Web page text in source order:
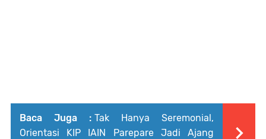
Baca Juga : Tak Hanya Seremonial,
Orientasi KIP IAIN Parepare Jadi Ajang